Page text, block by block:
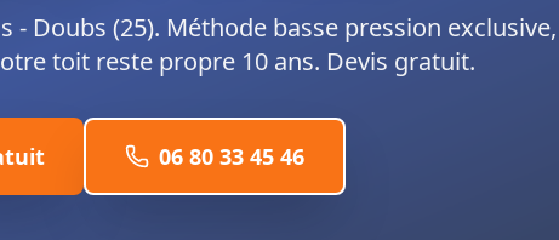
Doubs (25). Méthode basse pression exclusive,
toit reste propre 10 ans. Devis gratuit.
06 80 33 45 46